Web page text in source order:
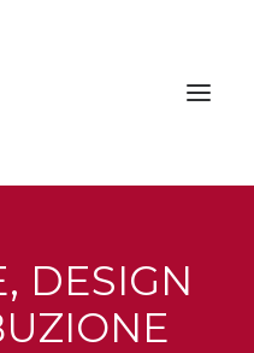
DESIGN